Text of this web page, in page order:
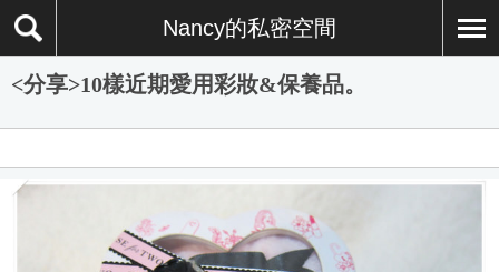
Nancy的私密空間
<分享>10樣近期愛用彩妝&保養品。